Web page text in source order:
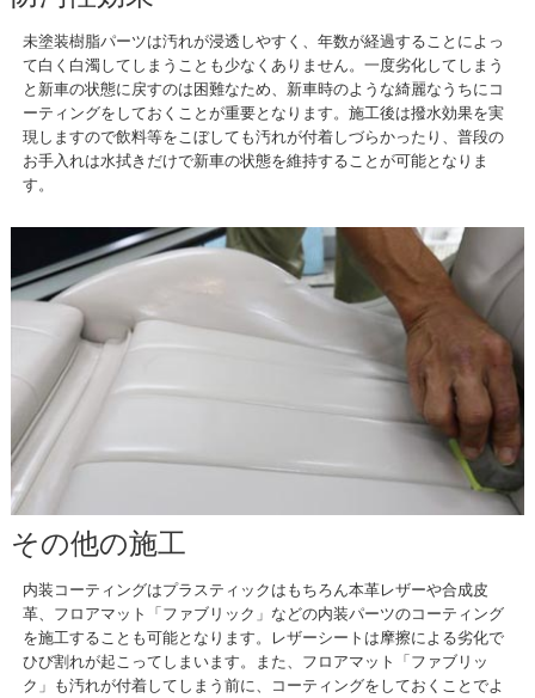
未塗装樹脂パーツは汚れが浸透しやすく、年数が経過することによっ
て白く白濁してしまうことも少なくありません。一度劣化してしまう
と新車の状態に戻すのは困難なため、新車時のような綺麗なうちにコ
ーティングをしておくことが重要となります。施工後は撥水効果を実
現しますので飲料等をこぼしても汚れが付着しづらかったり、普段の
お手入れは水拭きだけで新車の状態を維持することが可能となりま
す。
その他の施工
内装コーティングはプラスティックはもちろん本革レザーや合成皮
革、フロアマット「ファブリック」などの内装パーツのコーティング
を施工することも可能となります。レザーシートは摩擦による劣化で
ひび割れが起こってしまいます。また、フロアマット「ファブリッ
ク」も汚れが付着してしまう前に、コーティングをしておくことでよ